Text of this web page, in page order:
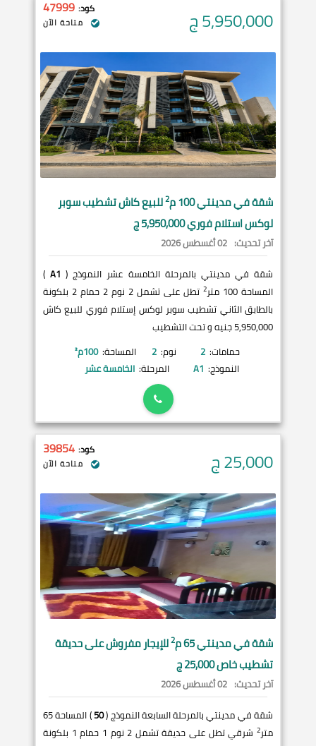
5,950,000ج كود: 47999
متاحة الآن
شقة فيمدينتي100 م 2للبيع كاش تشطيب سوبر
لوكس استلام فوري 5,950,000 ج
آخر تحديث: 02 أغسطس 2026
شقة في مدينتي بالمرحلة الخامسة عشر النموذج ( A1
)
المساحة 100 متر
2
تطل على تشمل 2 نوم 2 حمام 2 بلكونة
بالطابق الثاني تشطيب سوبر لوكس إستلام فوري للبيع كاش
5,950,000 جنيه و تحت التشطيب
حمامات: 2 نوم: 2 المساحة: 100م²
النموذج: A1 المرحلة: الخامسة عشر
25,000ج كود: 39854
متاحة الآن
شقة فيمدينتي65 م 2للإيجار مفروش على حديقة
تشطيب خاص 25,000 ج
آخر تحديث: 02 أغسطس 2026
شقة في مدينتي بالمرحلة السابعة النموذج (50
) المساحة 65
متر2
شرقي تطل على حديقة تشمل 2 نوم 1 حمام 1 بلكونة